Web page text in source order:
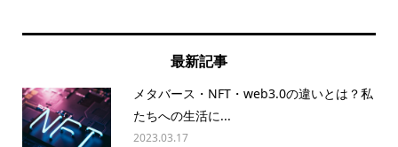
最新記事
メタバース・NFT・web3.0の違いとは？私
たちへの生活に...
2023.03.17